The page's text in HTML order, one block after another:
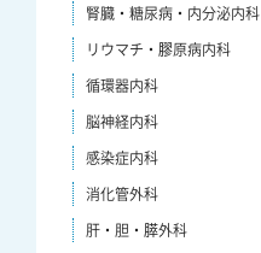
腎臓・糖尿病・内分泌内科
リウマチ・膠原病内科
循環器内科
脳神経内科
感染症内科
消化管外科
肝・胆・膵外科